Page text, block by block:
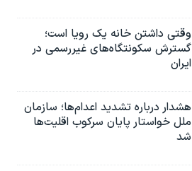
وقتی داشتن خانه یک رویا است؛
گسترش سکونتگاه‌های غیررسمی در
ایران
هشدار درباره تشدید اعدام‌ها؛ سازمان
ملل خواستار پایان سرکوب اقلیت‌ها
شد